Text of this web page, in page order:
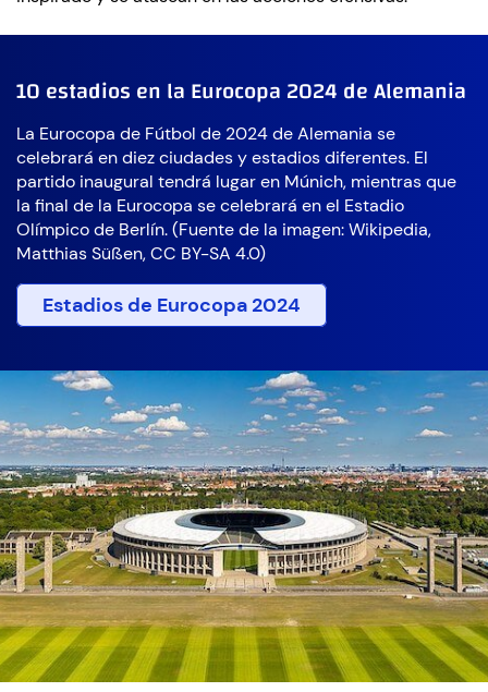
10 estadios en la Eurocopa 2024 de Alemania
La Eurocopa de Fútbol de 2024 de Alemania se
celebrará en diez ciudades y estadios diferentes. El
partido inaugural tendrá lugar en Múnich, mientras que
la final de la Eurocopa se celebrará en el Estadio
Olímpico de Berlín. (Fuente de la imagen: Wikipedia,
Matthias Süßen, CC BY-SA 4.0)
Estadios de Eurocopa 2024